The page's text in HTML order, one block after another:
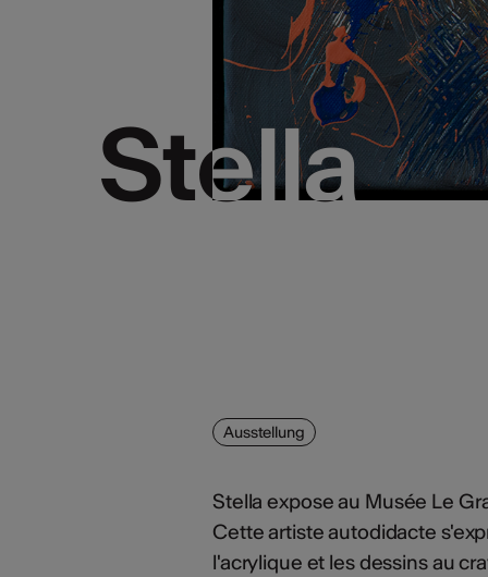
Stella
Stella
Ausstellung
Stella expose au Musée Le
Cette artiste autodidacte
l'acrylique et les dessins au